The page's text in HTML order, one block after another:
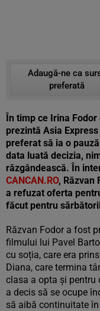
Adaugă-ne ca
preferată
În timp ce Irina
prezintă Asia
preferat să ia o
data luată decizia,
răzgândească. În
CANCAN.RO, Răzvan
a refuzat oferta
făcut pentru
Răzvan Fodor a fost
filmului lui Pavel
cu soția, care era
Diana, care termina
clasa a opta și pentru
a decis să se ocupe
să aibă continuitate